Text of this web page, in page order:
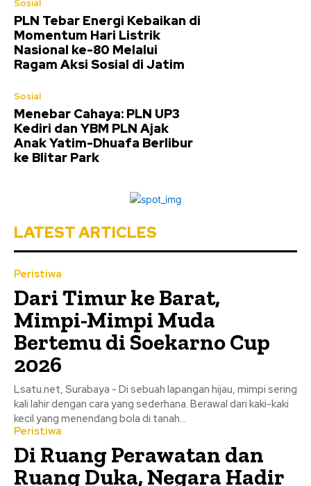
Sosial
PLN Tebar Energi Kebaikan di
Momentum Hari Listrik
Nasional ke-80 Melalui
Ragam Aksi Sosial di Jatim
Sosial
Menebar Cahaya: PLN UP3
Kediri dan YBM PLN Ajak
Anak Yatim-Dhuafa Berlibur
ke Blitar Park
LATEST ARTICLES
Peristiwa
Dari Timur ke Barat,
Mimpi-Mimpi Muda
Bertemu di Soekarno Cup
2026
Lsatu.net, Surabaya - Di sebuah lapangan hijau, mimpi sering
kali lahir dengan cara yang sederhana. Berawal dari kaki-kaki
kecil yang menendang bola di tanah...
Peristiwa
Di Ruang Perawatan dan
Ruang Duka, Negara Hadir